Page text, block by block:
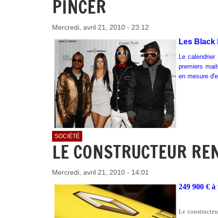
PINCER
Mercredi, avril 21, 2010 - 23:12
Les Black
Le
premiers
en mesure
SOCIÉTÉ
LE CONSTRUCTEUR
Mercredi, avril 21, 2010 - 14:01
249 900 €
Le